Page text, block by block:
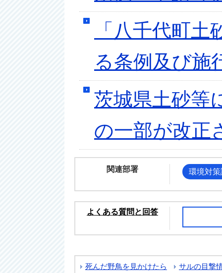
「八千代町
る条例及び施
茨城県土砂等
の一部が改正
関連部署 環境対策
よくある質問と回答
死んだ野鳥を見かけたら サルの目撃